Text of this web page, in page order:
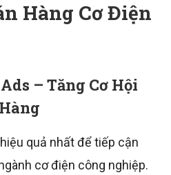
Hàng Cơ Điện
– Tăng Cơ Hội
quả nhất để tiếp cận
cơ điện công nghiệp.